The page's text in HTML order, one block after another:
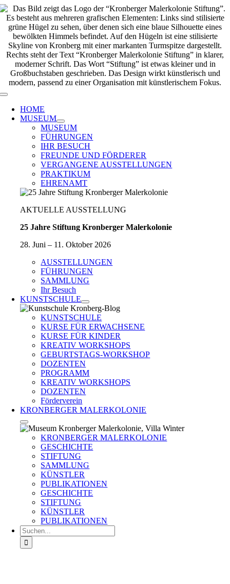
Zum
Inhalt
springen
Toggle
Navigation
HOME
MUSEUM
MUSEUM
FÜHRUNGEN
IHR BESUCH
FREUNDE UND FÖRDERER
VERGANGENE AUSSTELLUNGEN
PRAKTIKUM
EHRENAMT
AKTUELLE AUSSTELLUNG
25 Jahre Stiftung Kronberger Malerkolonie
28. Juni – 11. Oktober 2026
AUSSTELLUNGEN
FÜHRUNGEN
SAMMLUNG
Ihr Besuch
KUNSTSCHULE
KUNSTSCHULE
KURSE FÜR ERWACHSENE
KURSE FÜR KINDER
KREATIV WORKSHOPS
GEBURTSTAGS-WORKSHOP
DOZENTEN
PROGRAMM
KREATIV WORKSHOPS
DOZENTEN
Förderverein
KRONBERGER MALERKOLONIE
KRONBERGER MALERKOLONIE
GESCHICHTE
STIFTUNG
SAMMLUNG
KÜNSTLER
PUBLIKATIONEN
GESCHICHTE
STIFTUNG
KÜNSTLER
PUBLIKATIONEN
Suche
nach: